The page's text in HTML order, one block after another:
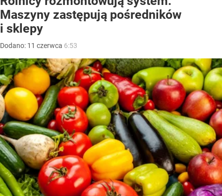
Maszyny zastępują pośredników
i sklepy
Dodano: 11 czerwca 6:53